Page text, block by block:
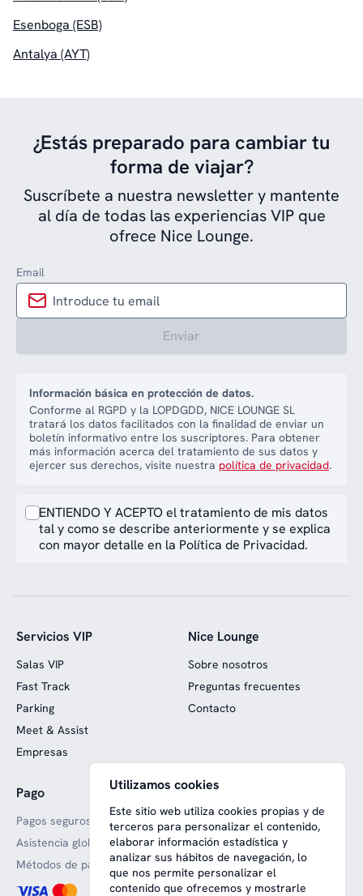
Esenboga (ESB)
Antalya (AYT)
¿Estás preparado para cambiar tu
forma de viajar?
Suscríbete a nuestra newsletter y mantente
al día de todas las experiencias VIP que
ofrece Nice Lounge.
Email
Enviar
Información básica en protección de datos.
Conforme al RGPD y la LOPDGDD, NICE LOUNGE SL
tratará los datos facilitados con la finalidad de enviar un
boletín informativo entre los suscriptores. Para obtener
más información acerca del tratamiento de sus datos y
ejercer sus derechos, visite nuestra política de privacidad.
ENTIENDO Y ACEPTO el tratamiento de mis datos
tal y como se describe anteriormente y se explica
con mayor detalle en la Política de Privacidad.
Servicios VIP
Salas VIP
Fast Track
Parking
Meet & Assist
Empresas
Nice Lounge
Sobre nosotros
Preguntas frecuentes
Contacto
Pago
Pagos seguros
Asistencia global
Métodos de pago aceptado
Web financiada con fondos
europeos
Utilizamos cookies
Este sitio web utiliza cookies propias y de
terceros para personalizar el contenido,
elaborar información estadística y
analizar sus hábitos de navegación, lo
que nos permite personalizar el
contenido que ofrecemos y mostrarle